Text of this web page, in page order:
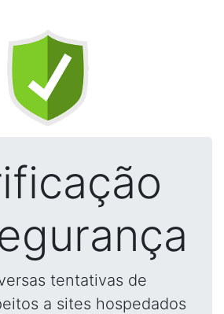
tentativas de
a sites hospedados